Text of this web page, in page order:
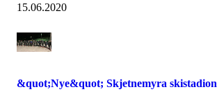
15.06.2020
&quot;Nye&quot; Skjetnemyra skistadion